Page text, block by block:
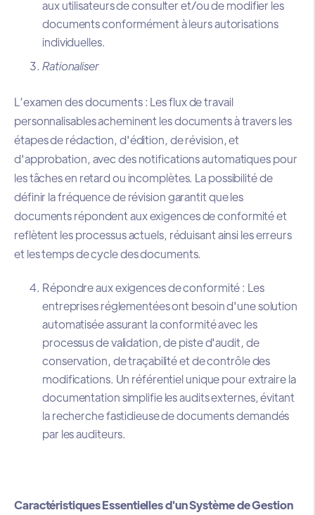
aux utilisateurs de consulter et/ou de modifier les
documents conformément à leurs autorisations
individuelles.
Rationaliser
L’examen des documents : Les flux de travail
personnalisables acheminent les documents à travers les
étapes de rédaction, d'édition, de révision, et
d'approbation, avec des notifications automatiques pour
les tâches en retard ou incomplètes. La possibilité de
définir la fréquence de révision garantit que les
documents répondent aux exigences de conformité et
reflètent les processus actuels, réduisant ainsi les erreurs
et les temps de cycle des documents.
Répondre aux exigences de conformité : Les
entreprises réglementées ont besoin d'une solution
automatisée assurant la conformité avec les
processus de validation, de piste d'audit, de
conservation, de traçabilité et de contrôle des
modifications. Un référentiel unique pour extraire la
documentation simplifie les audits externes, évitant
la recherche fastidieuse de documents demandés
par les auditeurs.
Caractéristiques Essentielles d'un Système de Gestion